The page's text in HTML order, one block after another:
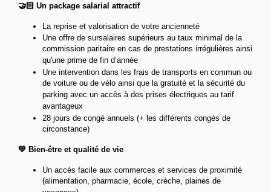
🤝🏻 Un package salarial attractif
La reprise et valorisation de votre ancienneté
Une offre de sursalaires supérieurs au taux minimal de la
commission paritaire en cas de prestations irrégulières ainsi
qu'une prime de fin d’année
Une intervention dans les frais de transports en commun ou
de voiture ou de vélo ainsi que la gratuité et la sécurité du
parking avec un accès à des prises électriques au tarif
avantageux
28 jours de congé annuels (+ les différents congés de
circonstance)
💚 Bien-être et qualité de vie
Un accès facile aux commerces et services de proximité
(alimentation, pharmacie, école, crèche, plaines de